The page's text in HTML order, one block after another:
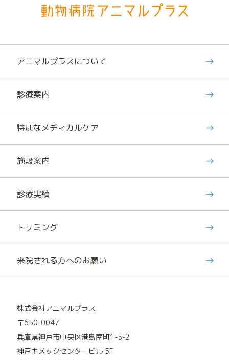
アニマルプラスについて
診療案内
特別なメディカルケア
施設案内
診療実績
トリミング
来院される方へのお願い
株式会社アニマルプラス
〒650-0047
兵庫県神戸市中央区港島南町1-5-2
神戸キメックセンタービル 5F